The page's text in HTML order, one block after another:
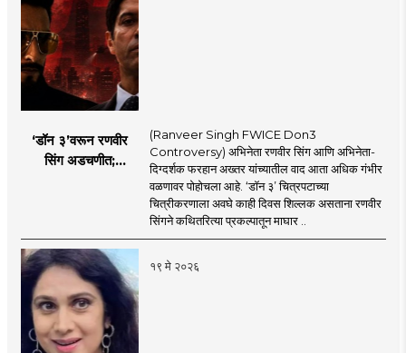
‘डॉन ३’वरून रणवीर
सिंग अडचणीत;
(Ranveer Singh FWICE Don3
Controversy) अभिनेता रणवीर सिंग आणि अभिनेता-
दिग्दर्शक फरहान अख्तर यांच्यातील वाद आता अधिक गंभीर
वळणावर पोहोचला आहे. ‘डॉन ३’ चित्रपटाच्या
चित्रीकरणाला अवघे काही दिवस शिल्लक असताना रणवीर
सिंगने कथितरित्या प्रकल्पातून माघार ..
१९ मे २०२६